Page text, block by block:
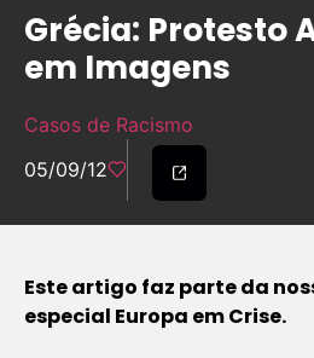
Grécia: Protesto
em Imagens
Casos de Racismo
05/09/12
Este artigo faz parte da
especial Europa em Crise.